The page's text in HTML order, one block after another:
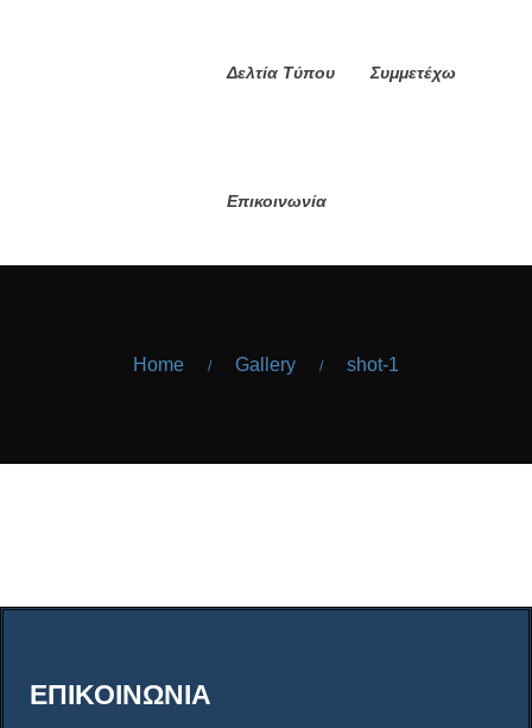
Δελτία Τύπου Συμμετέχω
Επικοινωνία
Home / Gallery / shot-1
ΕΠΙΚΟΙΝΩΝΙΑ